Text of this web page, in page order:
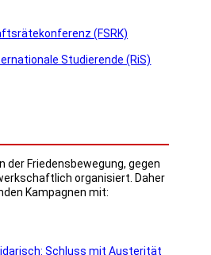
der Friedensbewegung, gegen
organisiert. Daher
Kampagnen mit: